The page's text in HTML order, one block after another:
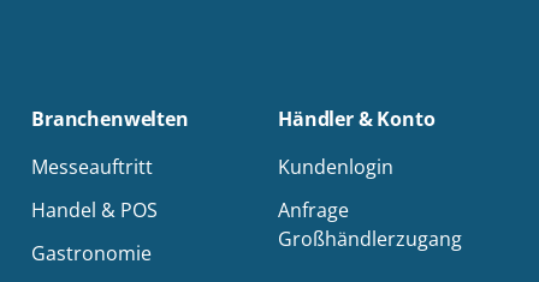
Branchenwelten
Messeauftritt
Handel & POS
Gastronomie
Händler & Konto
Kundenlogin
Anfrage
Großhändlerzugang